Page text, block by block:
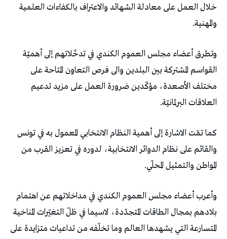
خلال العمل على معادلة الشهائد والاعتراف بالكفاءات العلمية
والمهنية.
وتطرق أعضاء مجلس العموم الكندي في تدخّلاتهم إلى أهميّة
القواسم المشتركة بين البلدين والى فرص التعاون المتاحة على
مختلف الأصعدة، مؤكّدين ضرورة العمل على مزيد تدعيم
العلاقات البرلمانيّة.
كما تمّت الاشارة إلى أهمية النظام الانتخابي المعمول به في تونس
والقائم على نظام الدوائر الانتخابية، لدوره في تعزيز القرب من
المواطن والتمثيل المحلّي.
وأعرب أعضاء مجلس العموم الكندي في مداخلاتهم عن اهتمام
بلادهم بمجال الطاقات المتجدّدة، لاسيما في ظلّ التغيّرات المناخية
المتسارعة التي يشهدها العالم وما تخلّفه من تداعيات متزايدة على